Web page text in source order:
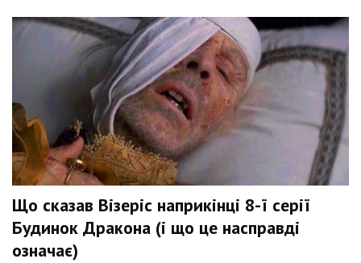
Що сказав Візеріс наприкінці 8-ї серії
Будинок Дракона (і що це насправді
означає)